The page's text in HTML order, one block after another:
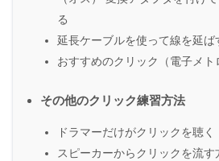
る
延長ケーブルを使って線を延ば
おすすめのクリック（電子メト
その他のクリック練習方法
ドラマーだけがクリックを聴く
スピーカーからクリックを流す